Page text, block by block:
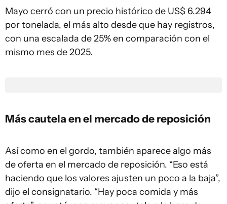
Mayo cerró con un precio histórico de US$ 6.294
por tonelada, el más alto desde que hay registros,
con una escalada de 25% en comparación con el
mismo mes de 2025.
Más cautela en el mercado de reposición
Así como en el gordo, también aparece algo más
de oferta en el mercado de reposición. “Eso está
haciendo que los valores ajusten un poco a la baja”,
dijo el consignatario. “Hay poca comida y más